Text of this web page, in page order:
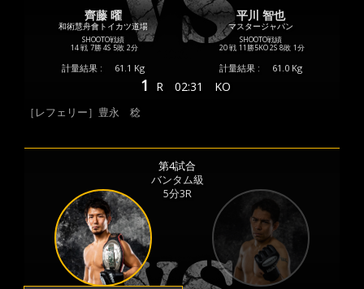
齊藤 曜
和術慧舟會トイカツ道場
SHOOTO戦績
14 戦 7勝 4S 5敗 2分
計量結果 : 61.1 Kg
平川 智也
マスタージャパン
SHOOTO戦績
20 戦 11勝5KO 2S 8敗 1分
計量結果 : 61.0 Kg
1 R 02:31 KO
［レフェリー］豊永 稔
第4試合
バンタム級
5分3R